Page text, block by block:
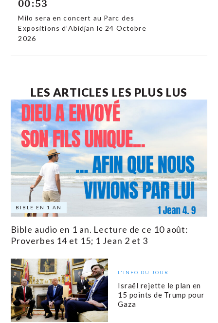
00:53
Milo sera en concert au Parc des
Expositions d’Abidjan le 24 Octobre
2026
LES ARTICLES LES PLUS LUS
BIBLE EN 1 AN
Bible audio en 1 an. Lecture de ce 10 août:
Proverbes 14 et 15; 1 Jean 2 et 3
L'INFO DU JOUR
Israël rejette le plan en
15 points de Trump pour
Gaza